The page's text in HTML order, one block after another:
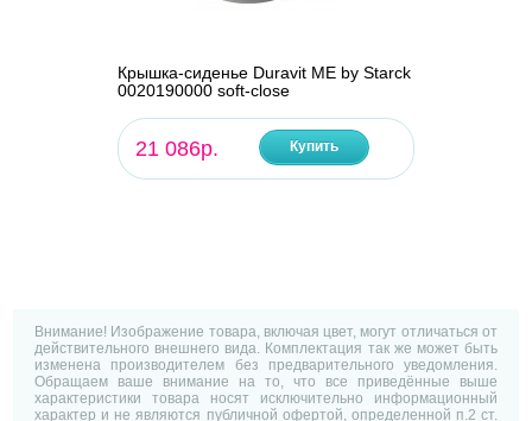
Крышка-сиденье Duravit ME by Starck
0020190000 soft-close
21 086р. Купить
Внимание! Изображение товара, включая цвет, могут отличаться от
действительного внешнего вида. Комплектация так же может быть
изменена производителем без предварительного уведомления.
Обращаем ваше внимание на то, что все приведённые выше
характеристики товара носят исключительно информационный
характер и не являются публичной офертой, определенной п.2 ст.